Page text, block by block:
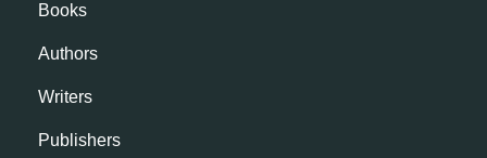
Books
Authors
Writers
Publishers